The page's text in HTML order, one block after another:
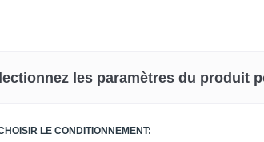
les paramètres du produit
LE CONDITIONNEMENT: